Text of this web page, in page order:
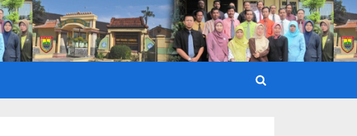
Toggle